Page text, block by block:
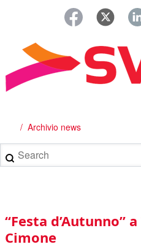
principale
Briciole
di
pane
Archivio news
Search
Main
navigation
“Festa d’Autunno”
Cimone